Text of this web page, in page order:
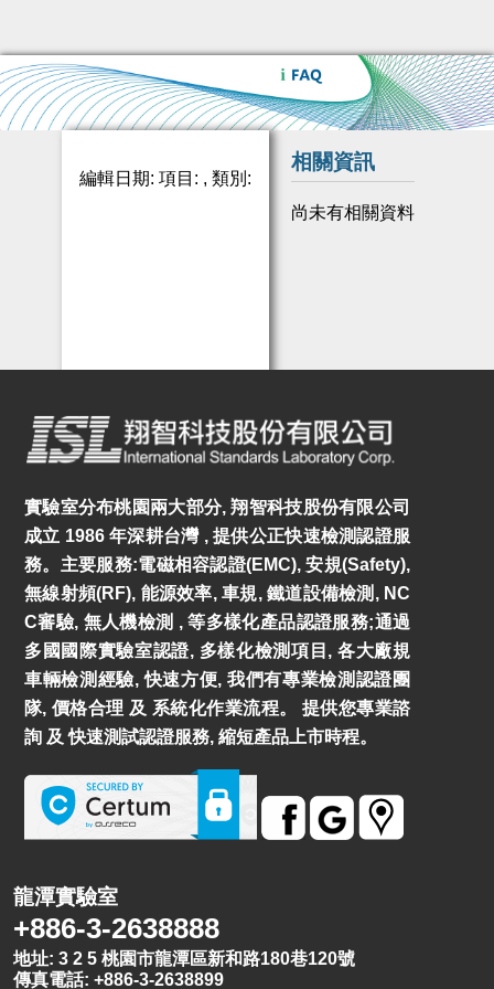
編輯日期: 項目: , 類別:
相關資訊
尚未有相關資料
實驗室分布桃園兩大部分, 翔智科技股份有限公司
成立 1986 年深耕台灣 , 提供公正快速檢測認證服
務。主要服務:電磁相容認證(EMC), 安規(Safety),
無線射頻(RF), 能源效率, 車規, 鐵道設備檢測, NC
C審驗, 無人機檢測 , 等多樣化產品認證服務;通過
多國國際實驗室認證, 多樣化檢測項目, 各大廠規
車輛檢測經驗, 快速方便, 我們有專業檢測認證團
隊, 價格合理 及 系統化作業流程。 提供您專業諮
詢 及 快速測試認證服務, 縮短產品上市時程。
龍潭實驗室
+886-3-2638888
地址: 3 2 5 桃園市龍潭區新和路180巷120號
傳真電話: +886-3-2638899